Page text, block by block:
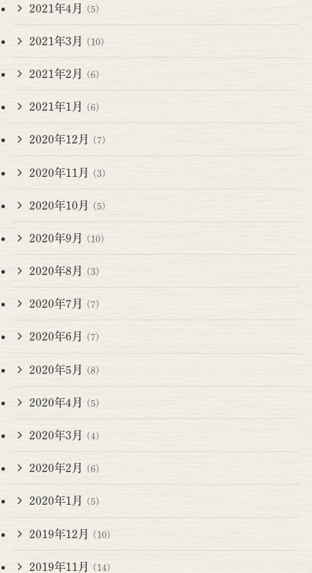
2021年4月 (5)
2021年3月 (10)
2021年2月 (6)
2021年1月 (6)
2020年12月 (7)
2020年11月 (3)
2020年10月 (5)
2020年9月 (10)
2020年8月 (3)
2020年7月 (7)
2020年6月 (7)
2020年5月 (8)
2020年4月 (5)
2020年3月 (4)
2020年2月 (6)
2020年1月 (5)
2019年12月 (10)
2019年11月 (14)